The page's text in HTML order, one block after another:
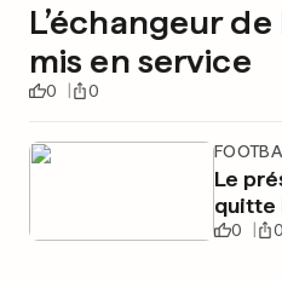
L’échangeur
mis en service
0 0
Le
quitte
0 0